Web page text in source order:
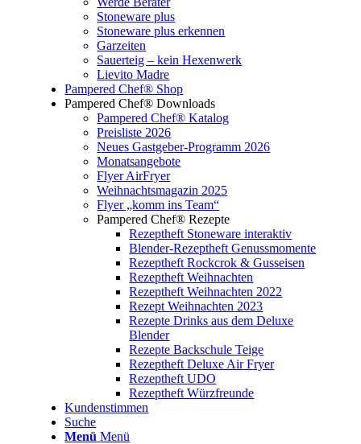
Stoneware plus
Stoneware plus erkennen
Garzeiten
Sauerteig – kein Hexenwerk
Lievito Madre
Pampered Chef® Shop
Pampered Chef® Downloads
Pampered Chef® Katalog
Preisliste 2026
Neues Gastgeber-Programm 2026
Monatsangebote
Flyer AirFryer
Weihnachtsmagazin 2025
Flyer „komm ins Team“
Pampered Chef® Rezepte
Rezeptheft Stoneware interaktiv
Blender-Rezeptheft Genussmomente
Rezeptheft Rockcrok & Gusseisen
Rezeptheft Weihnachten
Rezeptheft Weihnachten 2022
Rezept Weihnachten 2023
Rezepte Drinks aus dem Deluxe
Blender
Rezepte Backschule Teige
Rezeptheft Deluxe Air Fryer
Rezeptheft UDO
Rezeptheft Würzfreunde
Kundenstimmen
Suche
Menü Menü